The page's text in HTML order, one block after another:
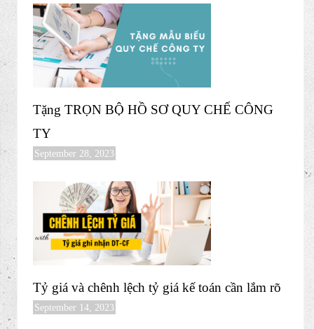
Sản Xuất
October 19, 2023
Tổng hợp công văn quan trọng về hóa đơn
năm 2023
October 16, 2023